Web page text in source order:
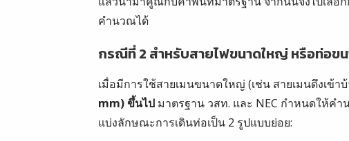
คำนวณได้
กรณีที่ 2 สำหรับสายไฟขนาดใหญ่ หรือท่อข
เมื่อมีการใช้สายเมนขนาดใหญ่ (เช่น สายเมนดึงเข้
mm) ขึ้นไป มาตรฐาน วสท. และ NEC กำหนดให้ค
แบ่งลักษณะการเดินท่อเป็น 2 รูปแบบย่อย: